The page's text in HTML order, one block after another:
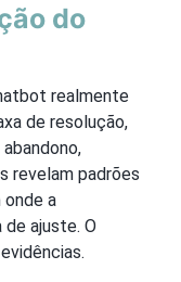
do
realmente
de resolução,
revelam padrões
a
ajuste. O